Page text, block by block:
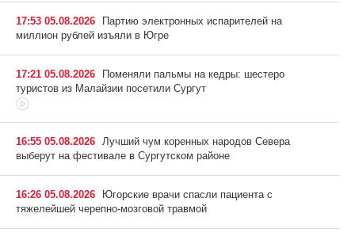
17:53 05.08.2026
Партию электронных испарителей на
миллион рублей изъяли в Югре
17:21 05.08.2026
Поменяли пальмы на кедры: шестеро
туристов из Малайзии посетили Сургут
16:55 05.08.2026
Лучший чум коренных народов Севера
выберут на фестивале в Сургутском районе
16:26 05.08.2026
Югорские врачи спасли пациента с
тяжелейшей черепно-мозговой травмой